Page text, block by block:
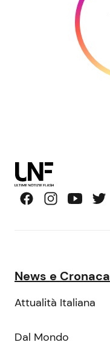
News e Cronaca
Attualità Italiana
Dal Mondo